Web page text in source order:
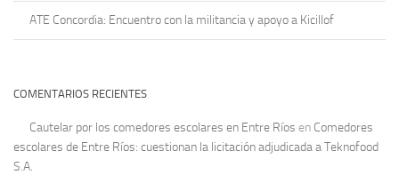
ATE Concordia: Encuentro con la militancia y apoyo a Kicillof
COMENTARIOS RECIENTES
Cautelar por los comedores escolares en Entre Ríos en Comedores
escolares de Entre Ríos: cuestionan la licitación adjudicada a Teknofood
S.A.